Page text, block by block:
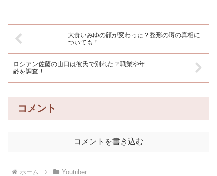
大食いみゆの顔が変わった？整形の噂の真相に
ついても！
ロシアン佐藤の山口は彼氏で別れた？職業や年
齢を調査！
コメント
コメントを書き込む
ホーム Youtuber